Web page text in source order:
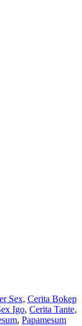
Sex, Cerita Bokep
Igo, Cerita Tante,
, Papamesum